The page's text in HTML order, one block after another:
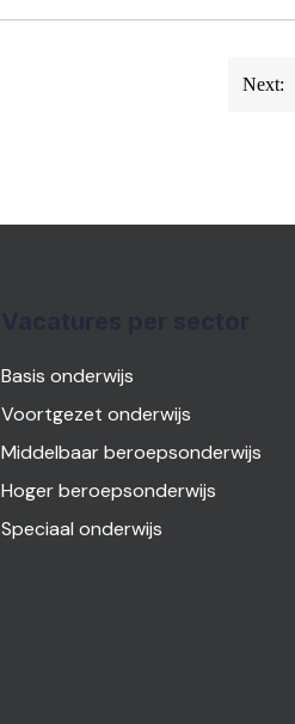
Next:
Basis onderwijs
Voortgezet onderwijs
Middelbaar beroepsonderwijs
Hoger beroepsonderwijs
Speciaal onderwijs